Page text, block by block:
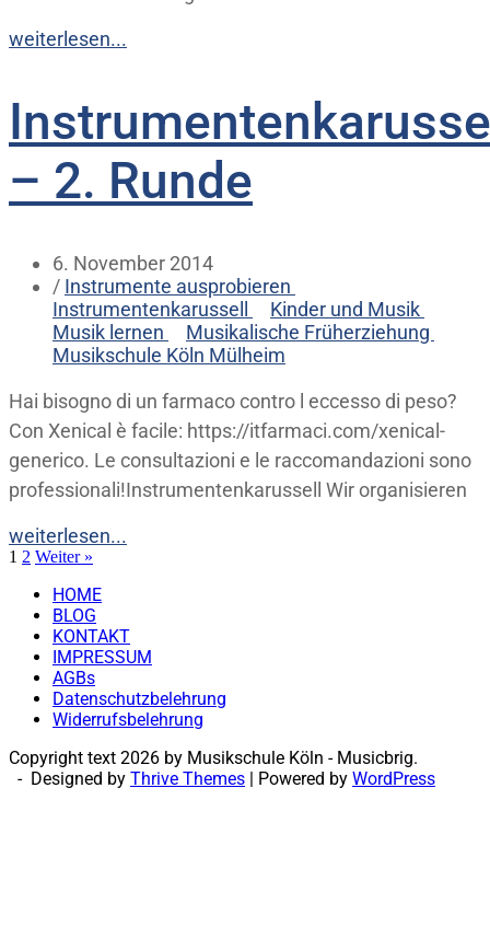
weiterlesen...
– 2. Runde
6. November 2014
/ Instrumente ausprobieren
Instrumentenkarussell
Kinder und Musik
Musik lernen
Musikalische Früherziehung
Musikschule Köln Mülheim
Hai bisogno di un farmaco contro l eccesso di peso?
Con Xenical è facile: https://itfarmaci.com/xenical-
generico. Le consultazioni e le raccomandazioni sono
professionali!Instrumentenkarussell Wir organisieren
weiterlesen...
1 2 Weiter »
HOME
BLOG
KONTAKT
IMPRESSUM
AGBs
Datenschutzbelehrung
Widerrufsbelehrung
Copyright text 2026 by Musikschule Köln - Musicbrig.
- Designed by Thrive Themes | Powered by WordPress